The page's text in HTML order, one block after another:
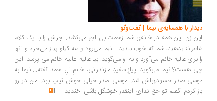
دیدار با همسایه‌ی نیما | گفت‌وگو
این زن این همه در خانه‌ی شما زحمتِ بی اجر می‌کشد. اجرش را با یک کلامِ
شاعرانه بدهید، شما که خوب بلدید... نیما می‌رود و سه کیلو پیاز می‌خرد و آنها
را برای عالیه خانم می‌آورد و به او می‌گوید: بیا عالیه. عالیه خانم می پرسد: این
چی هست؟ نیما می‌گوید: پیازِ سفیدِ مازندرانی، خانمِ آلِ احمد گفته... نیما به
موسی صدر حسودی‌اش شد. موسی صدر خیلی خوش تیپ بود. من در رو
باز کردم. گفتم تو حق نداری اینقدر خوشگل باشی! خندید. ...